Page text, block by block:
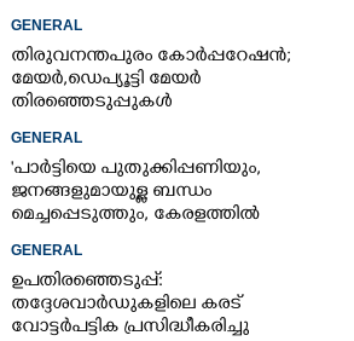
GENERAL
തിരുവനന്തപുരം കോർപ്പറേഷൻ;
മേയർ, ഡെപ്യൂട്ടി മേയർ
തിരഞ്ഞെടുപ്പുകൾ
GENERAL
'പാർട്ടിയെ പുതുക്കിപ്പണിയും,​
ജനങ്ങളുമായുള്ള ബന്ധം
മെച്ചപ്പെടുത്തും, കേരളത്തിൽ
ശക്തിപ്പെടുത്തും'
GENERAL
ഉപതിരഞ്ഞെടുപ്പ്:
തദ്ദേശവാർഡുകളിലെ കരട്
വോട്ടർപട്ടിക പ്രസിദ്ധീകരിച്ചു